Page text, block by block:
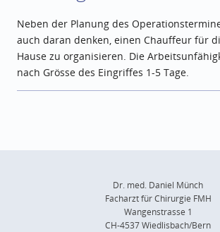
Neben der Planung des
auch daran denken, einen Chauffeur für
Hause zu organisieren. Die
nach Grösse des Eingriffes 1-5 Tage.
Dr. med. Daniel Münch
Facharzt für Chirurgie FMH
Wangenstrasse 1
CH-4537 Wiedlisbach/Bern